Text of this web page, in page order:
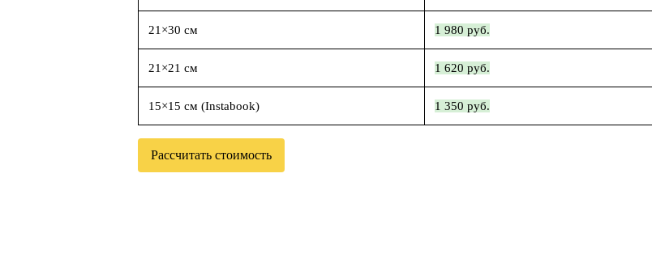
21×30 см 1 980 руб.
21×21 см 1 620 руб.
15×15 см (Instabook) 1 350 руб.
Рассчитать стоимость